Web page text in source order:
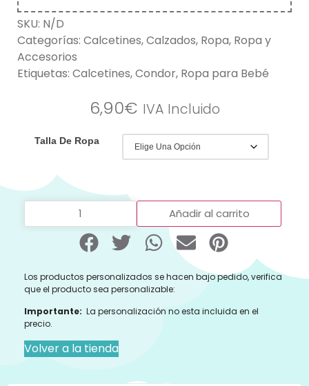
SKU: N/D
Categorías: Calcetines,Calzados, Ropa, Ropa y
Accesorios
Etiquetas: Calcetines,Condor, Ropa para Bebé
6,90€ IVA Incluido
Talla De Ropa
Añadir al carrito
Los productos personalizados se hacen bajo pedido, verifica
que el producto sea personalizable:
Importante: La personalización no esta incluida en el
precio.
Volver a la tienda